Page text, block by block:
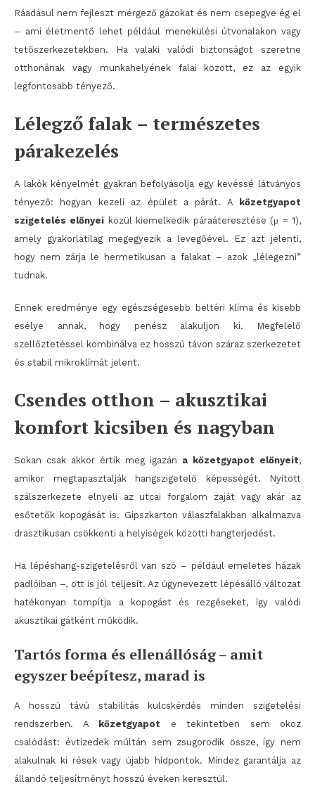
Ráadásul nem fejleszt mérgező gázokat és nem csepegve ég el
– ami életmentő lehet például menekülési útvonalakon vagy
tetőszerkezetekben. Ha valaki valódi biztonságot szeretne
otthonának vagy munkahelyének falai között, ez az egyik
legfontosabb tényező.
Lélegző falak – természetes
párakezelés
A lakók kényelmét gyakran befolyásolja egy kevéssé látványos
tényező: hogyan kezeli az épület a párát. A
kőzetgyapot
szigetelés előnyei közül kiemelkedik páraáteresztése (μ = 1),
amely gyakorlatilag megegyezik a levegőével. Ez azt jelenti,
hogy nem zárja le hermetikusan a falakat – azok „lélegezni”
tudnak.
Ennek eredménye egy egészségesebb beltéri klíma és kisebb
esélye annak, hogy penész alakuljon ki. Megfelelő
szellőztetéssel kombinálva ez hosszú távon száraz szerkezetet
és stabil mikroklímát jelent.
Csendes otthon – akusztikai
komfort kicsiben és nagyban
Sokan csak akkor értik meg igazán a kőzetgyapot előnyeit,
amikor megtapasztalják hangszigetelő képességét. Nyitott
szálszerkezete elnyeli az utcai forgalom zaját vagy akár az
esőtetők kopogását is. Gipszkarton válaszfalakban alkalmazva
drasztikusan csökkenti a helyiségek közötti hangterjedést.
Ha lépéshang-szigetelésről van szó – például emeletes házak
padlóiban –, ott is jól teljesít. Az úgynevezett lépésálló változat
hatékonyan tompítja a kopogást és rezgéseket, így valódi
akusztikai gátként működik.
Tartós forma és ellenállóság – amit
egyszer beépítesz, marad is
A hosszú távú stabilitás kulcskérdés minden szigetelési
rendszerben. A
kőzetgyapot e tekintetben sem okoz
csalódást: évtizedek múltán sem zsugorodik össze, így nem
alakulnak ki rések vagy újabb hídpontok. Mindez garantálja az
állandó teljesítményt hosszú éveken keresztül.